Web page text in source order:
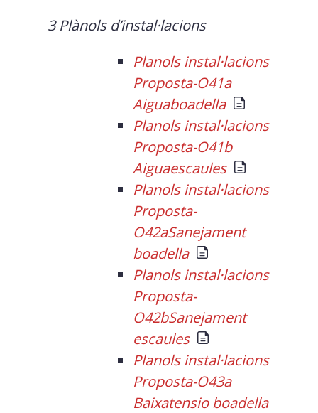
3 Plànols d’instal·lacions
Planols instal·lacions
Proposta-O41a
Aiguaboadella
Planols instal·lacions
Proposta-O41b
Aiguaescaules
Planols instal·lacions
Proposta-
O42aSanejament
boadella
Planols instal·lacions
Proposta-
O42bSanejament
escaules
Planols instal·lacions
Proposta-O43a
Baixatensio boadella